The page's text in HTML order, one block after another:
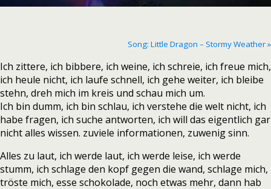
Song: Little Dragon – Stormy Weather »
Ich zittere, ich bibbere, ich weine, ich schreie, ich freue mich,
ich heule nicht, ich laufe schnell, ich gehe weiter, ich bleibe
stehn, dreh mich im kreis und schau mich um.
Ich bin dumm, ich bin schlau, ich verstehe die welt nicht, ich
habe fragen, ich suche antworten, ich will das eigentlich gar
nicht alles wissen. zuviele informationen, zuwenig sinn.
Alles zu laut, ich werde laut, ich werde leise, ich werde
stumm, ich schlage den kopf gegen die wand, schlage mich,
tröste mich, esse schokolade, noch etwas mehr, dann hab